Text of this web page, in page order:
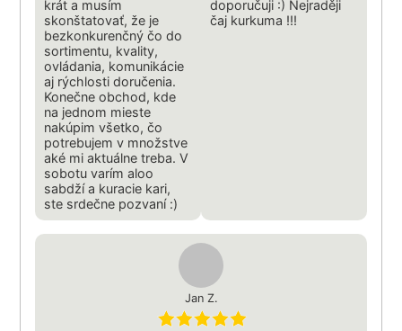
krát a musím
skonštatovať, že je
bezkonkurenčný čo do
sortimentu, kvality,
ovládania, komunikácie
aj rýchlosti doručenia.
Konečne obchod, kde
na jednom mieste
nakúpim všetko, čo
potrebujem v množstve
aké mi aktuálne treba. V
sobotu varím aloo
sabdží a kuracie kari,
ste srdečne pozvaní :)
doporučuji :) Nejraději
čaj kurkuma !!!
Jan Z.